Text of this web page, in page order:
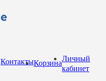
КонтактыКорзина
Личный
кабинет